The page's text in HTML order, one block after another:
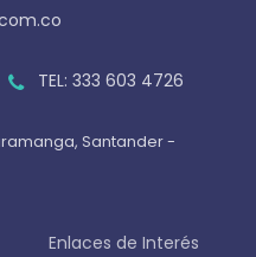
TEL: 333 603 4726
Santander -
Enlaces de Interés